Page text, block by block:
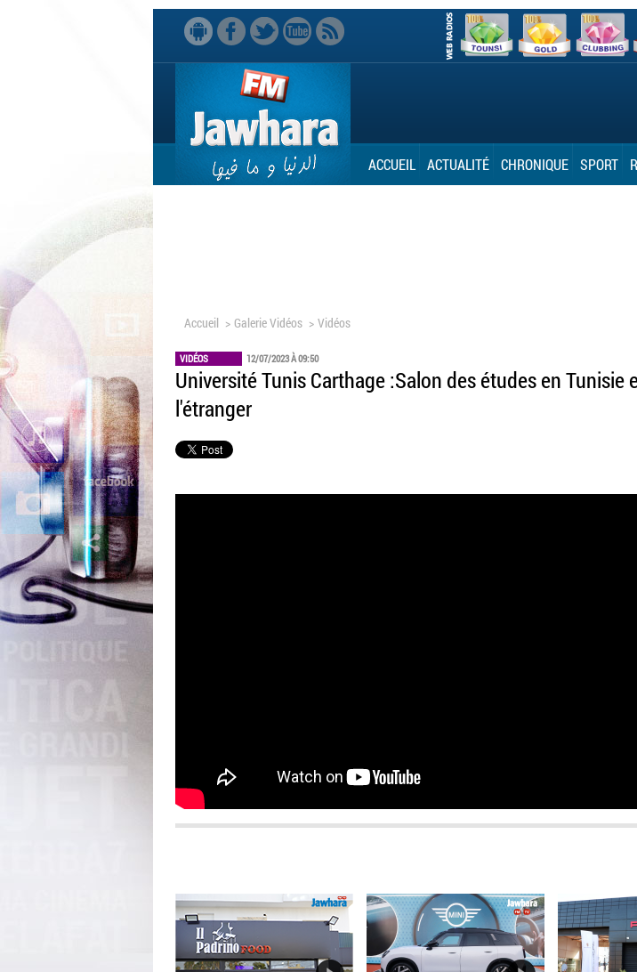
ACCUEIL ACTUALITÉ CHRONIQUE SPORT
Accueil > Galerie Vidéos > Vidéos
VIDÉOS 12/07/2023 À 09:50
Université Tunis Carthage :Salon des études en Tunisie
l'étranger